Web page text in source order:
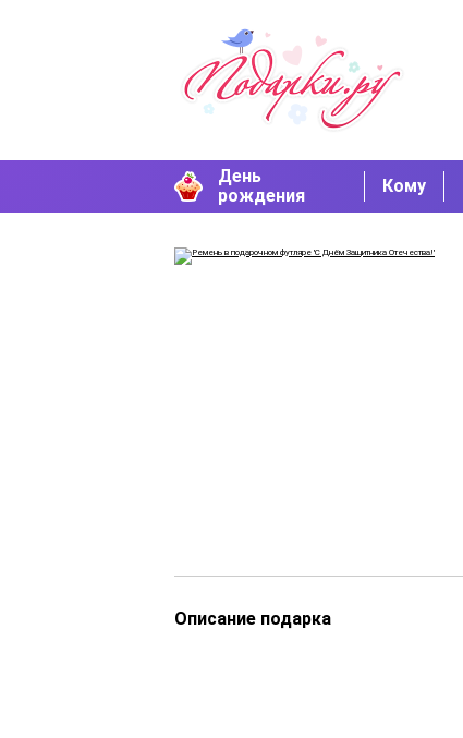
День
рождения
Кому
Описание подарка